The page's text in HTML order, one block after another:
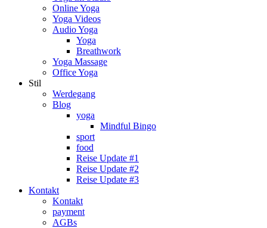
Online Yoga
Yoga Videos
Audio Yoga
Yoga
Breathwork
Yoga Massage
Office Yoga
Stil
Werdegang
Blog
yoga
Mindful Bingo
sport
food
Reise Update #1
Reise Update #2
Reise Update #3
Kontakt
Kontakt
payment
AGBs